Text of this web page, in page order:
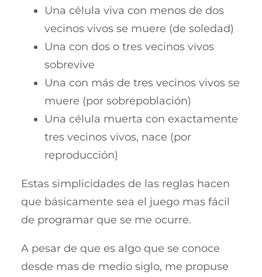
Una célula viva con menos de dos
vecinos vivos se muere (de soledad)
Una con dos o tres vecinos vivos
sobrevive
Una con más de tres vecinos vivos se
muere (por sobrepoblación)
Una célula muerta con exactamente
tres vecinos vivos, nace (por
reproducción)
Estas simplicidades de las reglas hacen
que básicamente sea el juego mas fácil
de programar que se me ocurre.
A pesar de que es algo que se conoce
desde mas de medio siglo, me propuse